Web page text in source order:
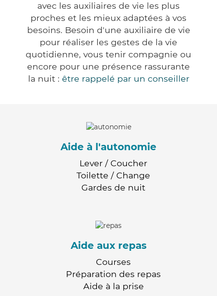
avec les auxiliaires de vie les plus
proches et les mieux adaptées à vos
besoins. Besoin d'une auxiliaire de vie
pour réaliser les gestes de la vie
quotidienne, vous tenir compagnie ou
encore pour une présence rassurante
la nuit : être rappelé par un conseiller
Aide à l'autonomie
Lever / Coucher
Toilette / Change
Gardes de nuit
Aide aux repas
Courses
Préparation des repas
Aide à la prise